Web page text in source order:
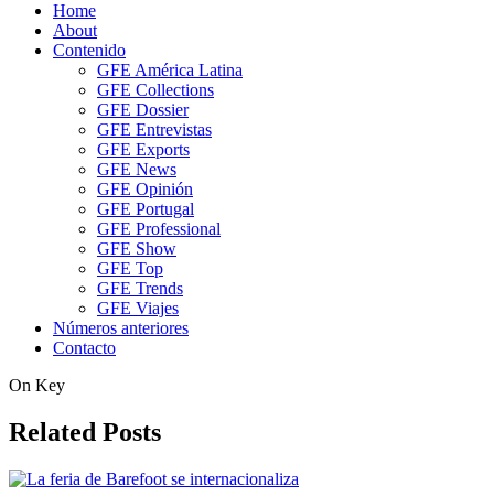
Home
About
Contenido
GFE América Latina
GFE Collections
GFE Dossier
GFE Entrevistas
GFE Exports
GFE News
GFE Opinión
GFE Portugal
GFE Professional
GFE Show
GFE Top
GFE Trends
GFE Viajes
Números anteriores
Contacto
On Key
Related Posts